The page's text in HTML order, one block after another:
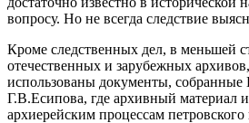
вопросу. Но не всегда следствие
Кроме следственных дел, в меньшей
отечественных и зарубежных
использованы документы,
Г.В.Есипова, где архивный материал
архиерейским процессам